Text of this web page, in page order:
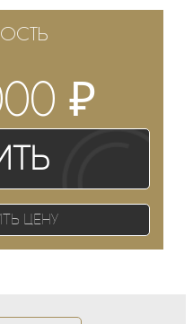
₽
цену